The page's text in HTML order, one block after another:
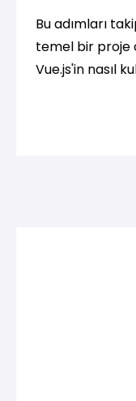
Bu adımları
temel bir proje
Vue.js'in nasıl
bilgi edinmek